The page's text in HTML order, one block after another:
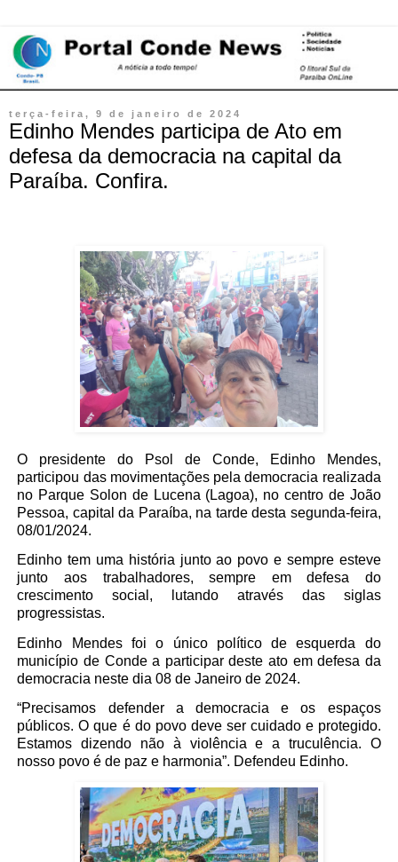
terça-feira, 9 de janeiro de 2024
Edinho Mendes participa de Ato em
defesa da democracia na capital da
Paraíba. Confira.
O presidente do Psol de Conde, Edinho Mendes,
participou das movimentações pela democracia realizada
no Parque Solon de Lucena (Lagoa), no centro de João
Pessoa, capital da Paraíba, na tarde desta segunda-feira,
08/01/2024.
Edinho tem uma história junto ao povo e sempre esteve
junto aos trabalhadores, sempre em defesa do
crescimento social, lutando através das siglas
progressistas.
Edinho Mendes foi o único político de esquerda do
município de Conde a participar deste ato em defesa da
democracia neste dia 08 de Janeiro de 2024.
“Precisamos defender a democracia e os espaços
públicos. O que é do povo deve ser cuidado e protegido.
Estamos dizendo não à violência e a truculência. O
nosso povo é de paz e harmonia”. Defendeu Edinho.